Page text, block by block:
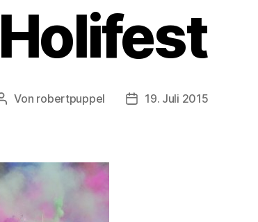
Holifest
Beitragsautor
Von robertpuppel Beitragsdatum
19. Juli 2015